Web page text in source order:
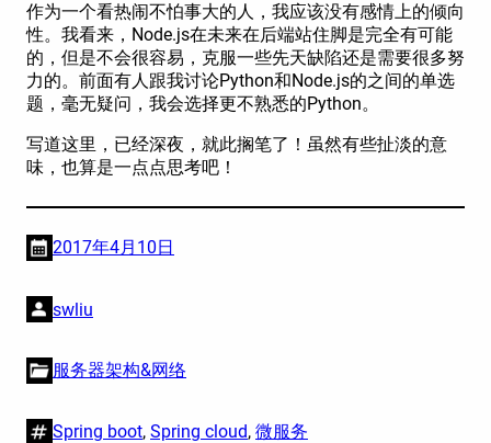
作为一个看热闹不怕事大的人，我应该没有感情上的倾向
性。我看来，Node.js在未来在后端站住脚是完全有可能
的，但是不会很容易，克服一些先天缺陷还是需要很多努
力的。前面有人跟我讨论Python和Node.js的之间的单选
题，毫无疑问，我会选择更不熟悉的Python。
写道这里，已经深夜，就此搁笔了！虽然有些扯淡的意
味，也算是一点点思考吧！
2017年4月10日
swliu
服务器架构&网络
Spring boot, Spring cloud, 微服务